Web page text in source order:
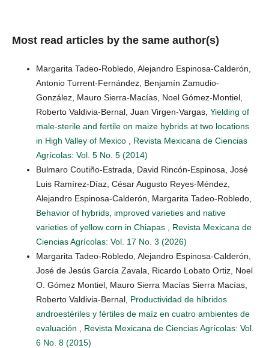
Most read articles by the same author(s)
Margarita Tadeo-Robledo, Alejandro Espinosa-Calderón,
Antonio Turrent-Fernández, Benjamín Zamudio-
González, Mauro Sierra-Macías, Noel Gómez-Montiel,
Roberto Valdivia-Bernal, Juan Virgen-Vargas, Yielding of
male-sterile and fertile on maize hybrids at two locations
in High Valley of Mexico
Revista Mexicana de Ciencias
Agrícolas: Vol. 5 No. 5 (2014)
Bulmaro Coutiño-Estrada, David Rincón-Espinosa, José
Luis Ramírez-Díaz, César Augusto Reyes-Méndez,
Alejandro Espinosa-Calderón, Margarita Tadeo-Robledo,
Behavior of hybrids, improved varieties and native
varieties of yellow corn in Chiapas
Revista Mexicana de
Ciencias Agrícolas: Vol. 17 No. 3 (2026)
Margarita Tadeo-Robledo, Alejandro Espinosa-Calderón,
José de Jesús García Zavala, Ricardo Lobato Ortiz, Noel
O. Gómez Montiel, Mauro Sierra Macías Sierra Macías,
Roberto Valdivia-Bernal, Productividad de híbridos
androestériles y fértiles de maíz en cuatro ambientes de
evaluación
Revista Mexicana de Ciencias Agrícolas: Vol.
6 No. 8 (2015)